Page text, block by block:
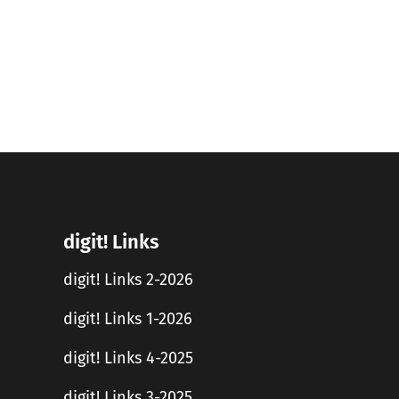
digit! Links
digit! Links 2-2026
digit! Links 1-2026
digit! Links 4-2025